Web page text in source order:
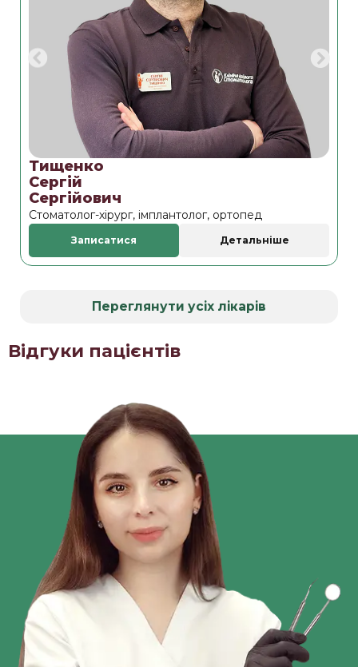
Переглянути усіх лікарів
Тищенко
Сергій
Сергійович
Стоматолог-хірург, імплантолог, ортопед
Записатися Детальніше
Відгуки пацієнтів